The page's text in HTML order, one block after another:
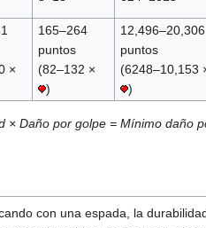
×
165–264
puntos
(82–132 ×
)
12,496–20,306
puntos
(6248–10,153
)
× Daño por golpe = Mínimo daño
con una espada, la